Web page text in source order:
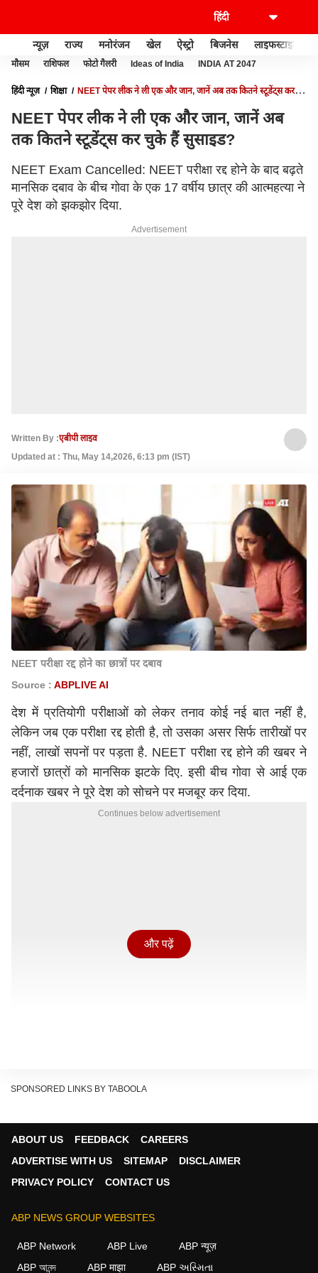
न्यूज़ राज्य मनोरंजन खेल ऐस्ट्रो बिजनेस लाइफस्टाइल
मौसम राशिफल फोटो गैलरी Ideas of India INDIA AT 2047
हिंदी न्यूज़ शिक्षा
NEET पेपर लीक ने ली एक और जान, जानें अब तक कितने स्टूडेंट्स कर
NEET पेपर लीक ने ली एक और जान, जानें अब
तक कितने स्टूडेंट्स कर चुके हैं सुसाइड?
NEET Exam Cancelled: NEET परीक्षा रद्द होने के बाद बढ़ते
मानसिक दबाव के बीच गोवा के एक 17 वर्षीय छात्र की आत्महत्या ने
पूरे देश को झकझोर दिया.
Advertisement
Written By :एबीपी लाइव
Updated at : Thu, May 14,2026, 6:13 pm (IST)
NEET परीक्षा रद्द होने का छात्रों पर दबाव
Source : ABPLIVE AI
देश में प्रतियोगी परीक्षाओं को लेकर तनाव कोई नई बात नहीं है,
लेकिन जब एक परीक्षा रद्द होती है, तो उसका असर सिर्फ तारीखों पर
नहीं, लाखों सपनों पर पड़ता है. NEET परीक्षा रद्द होने की खबर ने
हजारों छात्रों को मानसिक झटके दिए. इसी बीच गोवा से आई एक
दर्दनाक खबर ने पूरे देश को सोचने पर मजबूर कर दिया.
Continues below advertisement
पढ़ता था. उसके पिता रेलवे में गार्ड हैं.
और पढ़ें
SPONSORED LINKS BY TABOOLA
ABOUT US FEEDBACK
CAREERS
ADVERTISE WITH US
SITEMAP
DISCLAIMER
PRIVACY POLICY
CONTACT US
ABP NEWS GROUP WEBSITES
ABP Network ABP Live
ABP न्यूज़
ABP আনন্দ
ABP माझा ABP અસ્મિતા